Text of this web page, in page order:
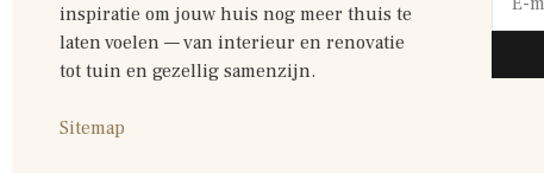
inspiratie om jouw huis nog meer thuis te
laten voelen — van interieur en renovatie
tot tuin en gezellig samenzijn.
Sitemap